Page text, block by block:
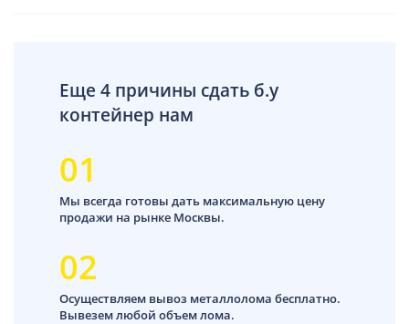
Еще 4 причины сдать б.у
контейнер нам
01
Мы всегда готовы дать максимальную цену
продажи на рынке Москвы.
02
Осуществляем вывоз металлолома бесплатно.
Вывезем любой объем лома.